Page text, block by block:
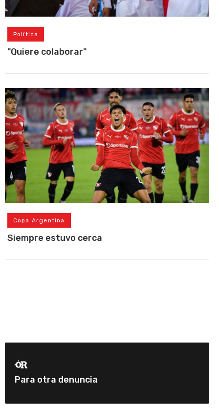
Política
"Quiere colaborar"
Copa Argentina
Siempre estuvo cerca
Para otra denuncia